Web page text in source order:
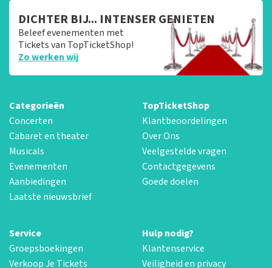
DICHTER BIJ... INTENSER GENIETEN
Beleef evenementen met
Tickets van TopTicketShop!
Zo werken wij
Categorieën
Concerten
Cabaret en theater
Musicals
Evenementen
Aanbiedingen
Laatste nieuwsbrief
TopTicketShop
Klantbeoordelingen
Over Ons
Veelgestelde vragen
Contactgegevens
Goede doelen
Service
Groepsboekingen
Verkoop Je Tickets
Hulp nodig?
Klantenservice
Veiligheid en privacy